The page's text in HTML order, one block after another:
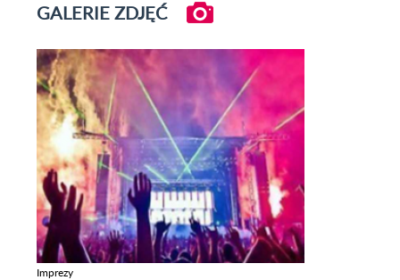
GALERIE ZDJĘĆ
Imprezy